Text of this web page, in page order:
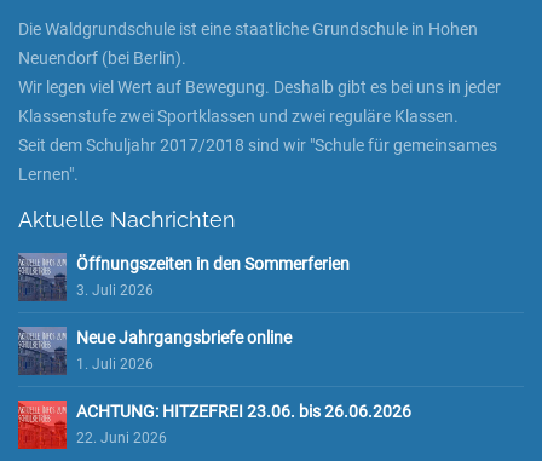
Die Waldgrundschule ist eine staatliche Grundschule in Hohen
Neuendorf (bei Berlin).
Wir legen viel Wert auf Bewegung. Deshalb gibt es bei uns in jeder
Klassenstufe zwei Sportklassen und zwei reguläre Klassen.
Seit dem Schuljahr 2017/2018 sind wir "Schule für gemeinsames
Lernen".
Aktuelle Nachrichten
Öffnungszeiten in den Sommerferien
3. Juli 2026
Neue Jahrgangsbriefe online
1. Juli 2026
ACHTUNG: HITZEFREI 23.06. bis 26.06.2026
22. Juni 2026